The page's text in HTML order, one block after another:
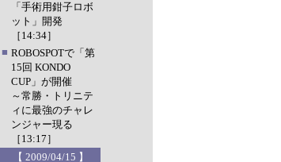
「手術用鉗子ロボ
ット」開発
［14:34］
■ ROBOSPOTで「第
15回 KONDO
CUP」が開催
～常勝・トリニテ
ィに最強のチャレ
ンジャー現る
［13:17］
【 2009/04/15 】